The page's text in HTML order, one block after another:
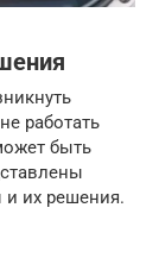
работать
быть
их решения.